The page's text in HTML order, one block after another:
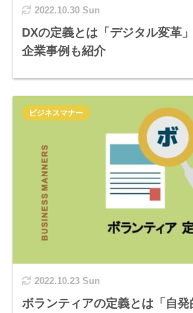
2022.10.30 Sun
DXの定義とは「デジタル変革
企業事例も紹介
2022.10.23 Sun
ボランティアの定義とは「自
ビジネスマナー